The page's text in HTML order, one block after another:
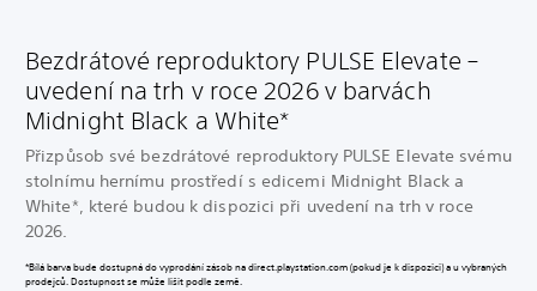
Bezdrátové reproduktory PULSE Elevate –
uvedení na trh v roce 2026 v barvách
Midnight Black a White*
Přizpůsob své bezdrátové reproduktory PULSE Elevate svému
stolnímu hernímu prostředí s edicemi Midnight Black a
White*, které budou k dispozici při uvedení na trh v roce
2026.
*Bílá barva bude dostupná do vyprodání zásob na direct.playstation.com (pokud je k dispozici) a u vybraných
prodejců. Dostupnost se může lišit podle země.